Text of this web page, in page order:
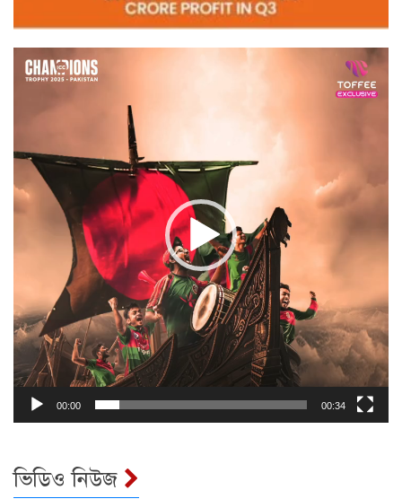
Video
Player
00:00 00:34
ভিডিও নিউজ